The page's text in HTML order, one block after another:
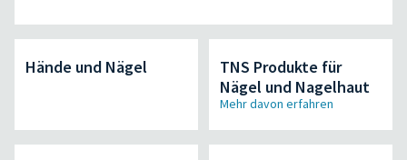
Hände und Nägel
TNS Produkte für
Nägel und Nagelhaut
Mehr davon erfahren